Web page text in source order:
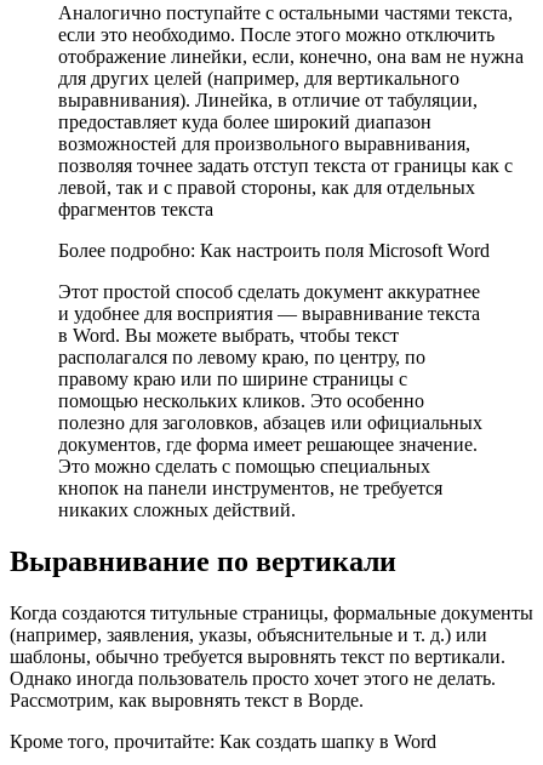
Аналогично поступайте с остальными частями текста,
если это необходимо. После этого можно отключить
отображение линейки, если, конечно, она вам не нужна
для других целей (например, для вертикального
выравнивания). Линейка, в отличие от табуляции,
предоставляет куда более широкий диапазон
возможностей для произвольного выравнивания,
позволяя точнее задать отступ текста от границы как с
левой, так и с правой стороны, как для отдельных
фрагментов текста
Более подробно: Как настроить поля Microsoft Word
Этот простой способ сделать документ аккуратнее
и удобнее для восприятия — выравнивание текста
в Word. Вы можете выбрать, чтобы текст
располагался по левому краю, по центру, по
правому краю или по ширине страницы с
помощью нескольких кликов. Это особенно
полезно для заголовков, абзацев или официальных
документов, где форма имеет решающее значение.
Это можно сделать с помощью специальных
кнопок на панели инструментов, не требуется
никаких сложных действий.
Выравнивание по вертикали
Когда создаются титульные страницы, формальные документы
(например, заявления, указы, объяснительные и т. д.) или
шаблоны, обычно требуется выровнять текст по вертикали.
Однако иногда пользователь просто хочет этого не делать.
Рассмотрим, как выровнять текст в Ворде.
Кроме того, прочитайте: Как создать шапку в Word